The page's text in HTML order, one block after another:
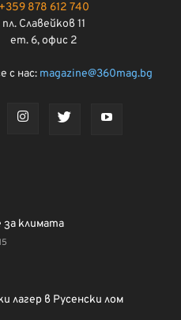
+359 878 612 740
пл. Славейков 11
ет. 6, офис 2
с нас: magazine@360mag.bg
климата
лагер в Русенски лом